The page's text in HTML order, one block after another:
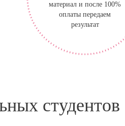
материал и после 100%
оплаты передаем
результат
студентов